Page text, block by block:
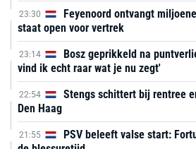
23:30
Feyenoord ontvangt
staat open voor vertrek
23:14
Bosz geprikkeld na
vind ik echt raar wat je nu zegt'
22:54
Stengs schittert bij rentree
Den Haag
21:55
PSV beleeft valse start: